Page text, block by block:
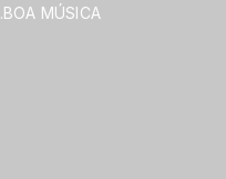
MÚSICA